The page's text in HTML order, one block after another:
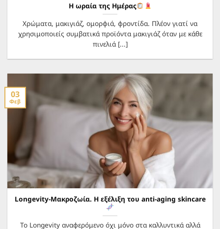
Η ωραία της Ημέρας
Χρώματα, μακιγιάζ, ομορφιά, φροντίδα. Πλέον γιατί να
χρησιμοποιείς συμβατικά προϊόντα μακιγιάζ όταν με κάθε
πινελιά [...]
Longevity-Μακροζωία. Η εξέλιξη του anti-aging skincare
Το Longevity αναφερόμενο όχι μόνο στα καλλυντικά αλλά
03
Φεβ